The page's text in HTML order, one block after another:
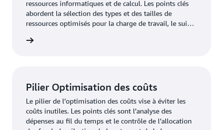
ressources informatiques et de calcul. Les points clés
abordent la sélection des types et des tailles de
ressources optimisés pour la charge de travail, le suivi
l’évolution de ses besoins.
Pilier Optimisation des coûts
Le pilier de l’optimisation des coûts vise à éviter les
coûts inutiles. Les points clés sont l’analyse des
dépenses au fil du temps et le contrôle de l’allocation